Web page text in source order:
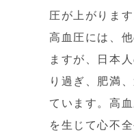
圧が上がりま
高血圧には、
ますが、日本
り過ぎ、肥満
ています。高
を生じて心不